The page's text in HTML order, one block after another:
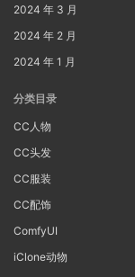
2024 年 3 月
2024 年 2 月
2024 年 1 月
分类目录
CC人物
CC头发
CC服装
CC配饰
ComfyUI
iClone动物